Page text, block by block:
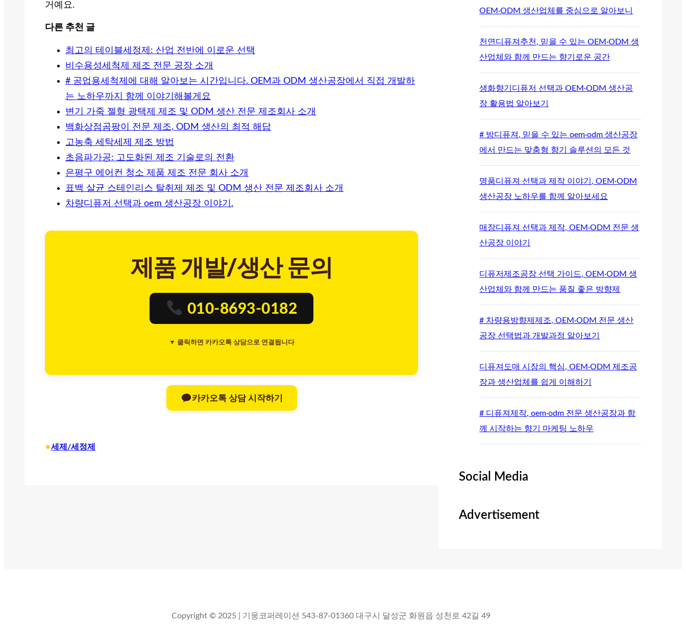
거예요.
다른 추천 글
최고의 테이블세정제: 산업 전반에 이로운 선택
비수용성세척제 제조 전문 공장 소개
# 공업용세척제에 대해 알아보는 시간입니다. OEM과 ODM 생산공장에서 직접 개발하
는 노하우까지 함께 이야기해볼게요
변기 가죽 젤형 광택제 제조 및 ODM 생산 전문 제조회사 소개
백화상점곰팡이 전문 제조, ODM 생산의 최적 해답
고농축 세탁세제 제조 방법
초음파가공: 고도화된 제조 기술로의 전환
은평구 에어컨 청소 제품 제조 전문 회사 소개
표백 살균 스테인리스 탈취제 제조 및 ODM 생산 전문 제조회사 소개
차량디퓨저 선택과 oem 생산공장 이야기.
제품 개발/생산 문의
010-8693-0182
▼ 클릭하면 카카오톡 상담으로 연결됩니다
카카오톡 상담 시작하기
•세제/세정제
OEM·ODM 생산업체를 중심으로 알아보니
천연디퓨져추천, 믿을 수 있는 OEM·ODM 생
산업체와 함께 만드는 향기로운 공간
생화향기디퓨저 선택과 OEM·ODM 생산공
장 활용법 알아보기
# 방디퓨져, 믿을 수 있는 oem·odm 생산공장
에서 만드는 맞춤형 향기 솔루션의 모든 것
명품디퓨져 선택과 제작 이야기, OEM·ODM
생산공장 노하우를 함께 알아보세요
매장디퓨져 선택과 제작, OEM·ODM 전문 생
산공장 이야기
디퓨저제조공장 선택 가이드, OEM·ODM 생
산업체와 함께 만드는 품질 좋은 방향제
# 차량용방향제제조, OEM·ODM 전문 생산
공장 선택법과 개발과정 알아보기
디퓨져도매 시장의 핵심, OEM·ODM 제조공
장과 생산업체를 쉽게 이해하기
# 디퓨져제작, oem·odm 전문 생산공장과 함
께 시작하는 향기 마케팅 노하우
Social Media
Advertisement
Copyright © 2025 | 기웅코퍼레이션 543-87-01360 대구시 달성군 화원읍 성천로 42길 49